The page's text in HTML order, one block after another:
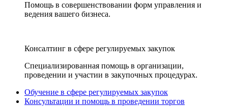
Помощь в совершенствовании форм управления и
ведения вашего бизнеса.
Консалтинг в сфере регулируемых закупок
Специализированная помощь в организации,
проведении и участии в закупочных процедурах.
Обучение в сфере регулируемых закупок
Консультации и помощь в проведении торгов